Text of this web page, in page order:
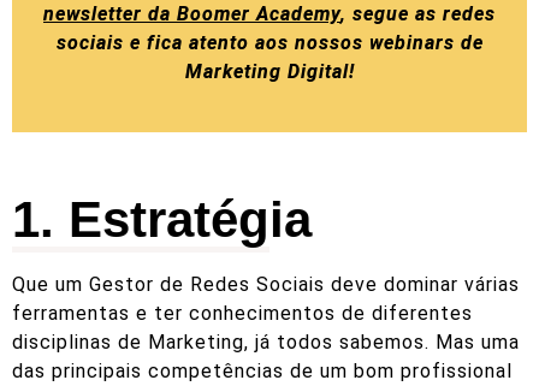
newsletter da Boomer Academy, segue as redes
sociais e fica atento aos nossos webinars de
Marketing Digital!
1. Estratégia
Que um Gestor de Redes Sociais deve dominar várias
ferramentas e ter conhecimentos de diferentes
disciplinas de Marketing, já todos sabemos. Mas uma
das principais competências de um bom profissional